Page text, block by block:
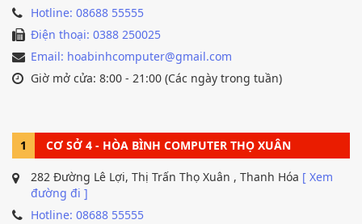
Hotline: 08688 55555
Điện thoại: 0388 250025
Email: hoabinhcomputer@gmail.com
Giờ mở cửa: 8:00 - 21:00 (Các ngày trong tuần)
1 CƠ SỞ 4 - HÒA BÌNH COMPUTER THỌ XUÂN
282 Đường Lê Lợi, Thị Trấn Thọ Xuân , Thanh Hóa [ Xem
đường đi ]
Hotline: 08688 55555